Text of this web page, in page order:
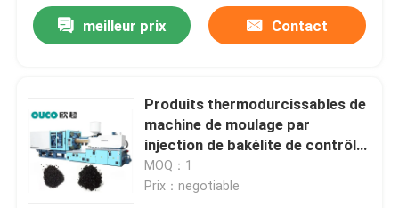
Maison
Produits
meilleur prix Contact
Produits thermodurcissables de
machine de moulage par
injection de bakélite de contrôle
de haute précision
MOQ：1
Prix：negotiable